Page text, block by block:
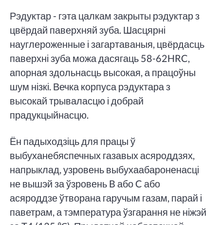
Рэдуктар - гэта цалкам закрыты рэдуктар з
цвёрдай паверхняй зуба. Шасцярні
науглероженные і загартаваныя, цвёрдасць
паверхні зуба можа дасягаць 58-62HRC,
апорная здольнасць высокая, а працоўны
шум нізкі. Вечка корпуса рэдуктара з
высокай трываласцю і добрай
прадукцыйнасцю.
Ён падыходзіць для працы ў
выбуханебяспечных газавых асяроддзях,
напрыклад, узровень выбухаабароненасці
не вышэй за ўзровень B або C або
асяроддзе ўтворана гаручым газам, парай і
паветрам, а тэмпература ўзгарання не ніжэй